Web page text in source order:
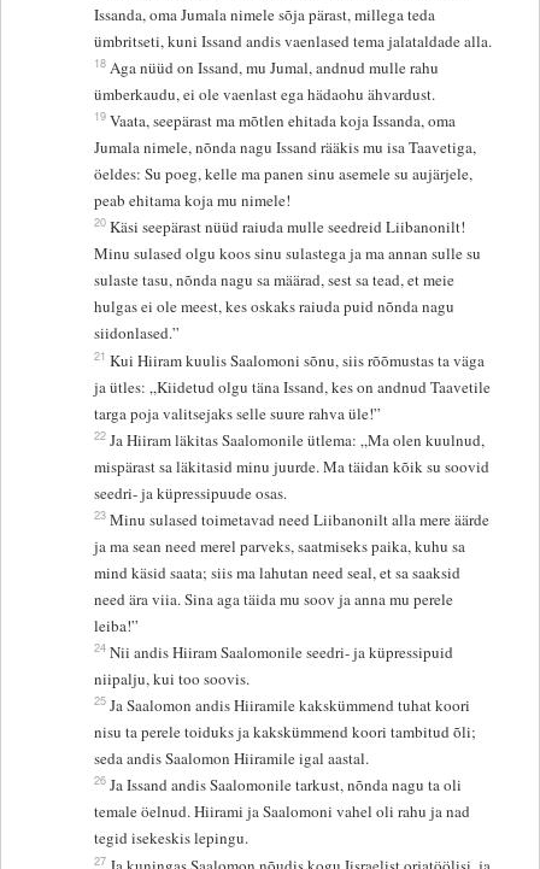
Issanda, oma Jumala nimele sõja pärast, millega teda
ümbritseti, kuni Issand andis vaenlased tema jalataldade alla.
18 Aga nüüd on Issand, mu Jumal, andnud mulle rahu
ümberkaudu, ei ole vaenlast ega hädaohu ähvardust.
19 Vaata, seepärast ma mõtlen ehitada koja Issanda, oma
Jumala nimele, nõnda nagu Issand rääkis mu isa Taavetiga,
öeldes: Su poeg, kelle ma panen sinu asemele su aujärjele,
peab ehitama koja mu nimele!
20 Käsi seepärast nüüd raiuda mulle seedreid Liibanonilt!
Minu sulased olgu koos sinu sulastega ja ma annan sulle su
sulaste tasu, nõnda nagu sa määrad, sest sa tead, et meie
hulgas ei ole meest, kes oskaks raiuda puid nõnda nagu
siidonlased.”
21 Kui Hiiram kuulis Saalomoni sõnu, siis rõõmustas ta väga
ja ütles: „Kiidetud olgu täna Issand, kes on andnud Taavetile
targa poja valitsejaks selle suure rahva üle!”
22 Ja Hiiram läkitas Saalomonile ütlema: „Ma olen kuulnud,
mispärast sa läkitasid minu juurde. Ma täidan kõik su soovid
seedri- ja küpressipuude osas.
23 Minu sulased toimetavad need Liibanonilt alla mere äärde
ja ma sean need merel parveks, saatmiseks paika, kuhu sa
mind käsid saata; siis ma lahutan need seal, et sa saaksid
need ära viia. Sina aga täida mu soov ja anna mu perele
leiba!”
24 Nii andis Hiiram Saalomonile seedri- ja küpressipuid
niipalju, kui too soovis.
25 Ja Saalomon andis Hiiramile kakskümmend tuhat koori
nisu ta perele toiduks ja kakskümmend koori tambitud õli;
seda andis Saalomon Hiiramile igal aastal.
26 Ja Issand andis Saalomonile tarkust, nõnda nagu ta oli
temale öelnud. Hiirami ja Saalomoni vahel oli rahu ja nad
tegid isekeskis lepingu.
27